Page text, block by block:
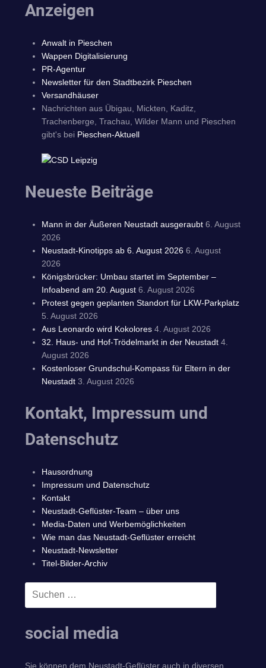
Anzeigen
Anwalt in Pieschen
Wappen Digitalisierung
PR-Agentur
Newsletter für den Stadtbezirk Pieschen
Versandhäuser
Nachrichten aus Übigau, Mickten, Kaditz,
Trachenberge, Trachau, Wilder Mann und Pieschen
gibt's bei Pieschen-Aktuell
Neueste Beiträge
Mann in der Äußeren Neustadt ausgeraubt 6. August
2026
Neustadt-Kinotipps ab 6. August 2026 6. August
2026
Königsbrücker: Umbau startet im September –
Infoabend am 20. August 6. August 2026
Protest gegen geplanten Standort für LKW-Parkplatz
5. August 2026
Aus Leonardo wird Kokolores 4. August 2026
32. Haus- und Hof-Trödelmarkt in der Neustadt 4.
August 2026
Kostenloser Grundschul-Kompass für Eltern in der
Neustadt 3. August 2026
Kontakt, Impressum und
Datenschutz
Hausordnung
Impressum und Datenschutz
Kontakt
Neustadt-Geflüster-Team – über uns
Media-Daten und Werbemöglichkeiten
Wie man das Neustadt-Geflüster erreicht
Neustadt-Newsletter
Titel-Bilder-Archiv
Suchen
social media
Sie können dem Neustadt-Geflüster auch in diversen